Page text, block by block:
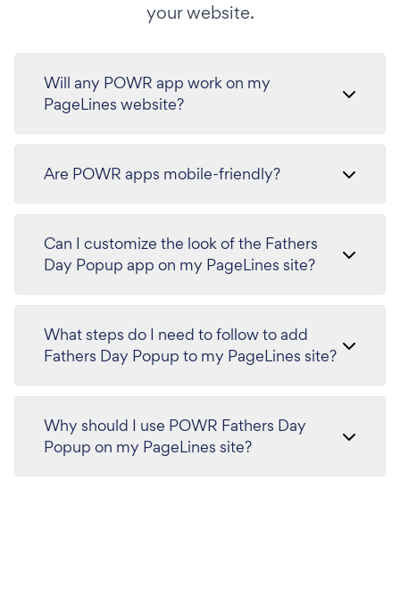
your website.
Will any POWR app work on my
PageLines website?
Are POWR apps mobile-friendly?
Can I customize the look of the Fathers
Day Popup app on my PageLines site?
What steps do I need to follow to add
Fathers Day Popup to my PageLines site?
Why should I use POWR Fathers Day
Popup on my PageLines site?